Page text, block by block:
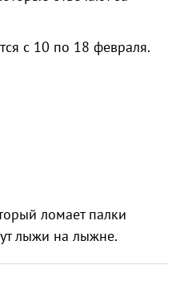
с 10 по 18 февраля.
ломает палки
лыжи на лыжне.